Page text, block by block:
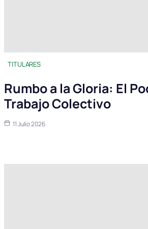
TITULARES
Rumbo a la Gloria: El
Trabajo Colectivo
11 Julio 2026